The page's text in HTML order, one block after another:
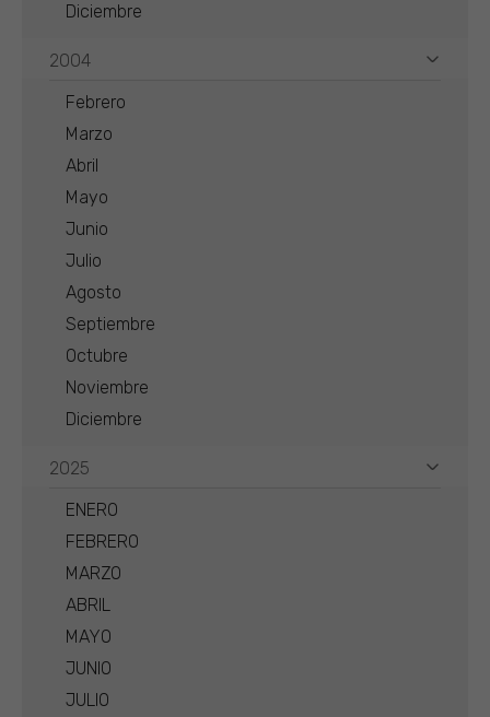
Diciembre
2004
Febrero
Marzo
Abril
Mayo
Junio
Julio
Agosto
Septiembre
Octubre
Noviembre
Diciembre
2025
ENERO
FEBRERO
MARZO
ABRIL
MAYO
JUNIO
JULIO